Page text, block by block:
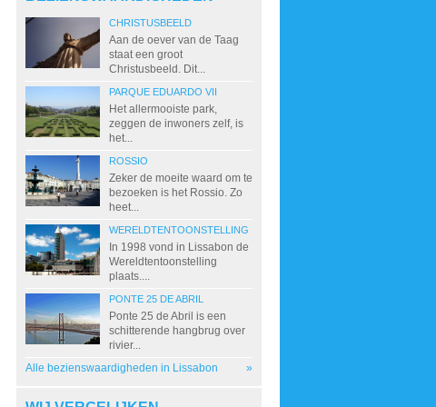
CHRISTUSBEELD
Aan de oever van de Taag
staat een groot
Christusbeeld. Dit...
PARQUE EDUARDO VII
Het allermooiste park,
zeggen de inwoners zelf, is
het...
ROSSIO
Zeker de moeite waard om te
bezoeken is het Rossio. Zo
heet...
WERELDTENTOONSTELLING
In 1998 vond in Lissabon de
Wereldtentoonstelling
plaats....
PONTE 25 DE ABRIL
Ponte 25 de Abril is een
schitterende hangbrug over
rivier...
Alle bezienswaardigheden in Lissabon
»